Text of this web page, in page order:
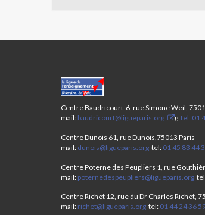
CENTRES
PARIS
ANIM’
13ÈME-
ÉTÉ
2025
Centre Baudricourt 6, rue Simone Weil,
mail: baudricourt@ligueparis.org g tel: 01
Centre Dunois 61, rue Dunois,75013 Paris
mail: dunois@ligueparis.org tel: 01 45 83 44
Centre Poterne des Peupliers 1, rue
mail: poternedespeupliers@ligueparis.org
Centre Richet 12, rue du Dr Charles Richet,
mail: richet@ligueparis.org tel: 01 44 24 36